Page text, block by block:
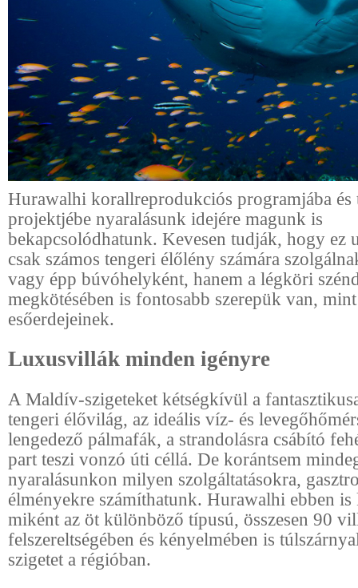
Hurawalhi korallreprodukciós programjába és
projektjébe nyaralásunk idejére magunk is
bekapcsolódhatunk. Kevesen tudják, hogy ez
csak számos tengeri élőlény számára
vagy épp búvóhelyként, hanem a légköri
megkötésében is fontosabb szerepük van,
esőerdejeinek.
Luxusvillák minden igényre
A Maldív-szigeteket kétségkívül a
tengeri élővilág, az ideális víz- és
lengedező pálmafák, a strandolásra csábító
part teszi vonzó úti céllá. De korántsem
nyaralásunkon milyen szolgáltatásokra,
élményekre számíthatunk. Hurawalhi ebben
miként az öt különböző típusú, összesen 90
felszereltségében és kényelmében is
szigetet a régióban.